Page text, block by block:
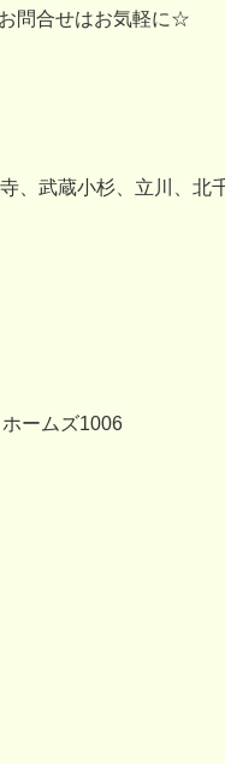
問合せはお気軽に☆
、武蔵小杉、立川、北
ームズ1006